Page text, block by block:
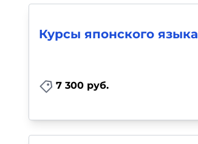
Курсы японского языка
7 300 руб.